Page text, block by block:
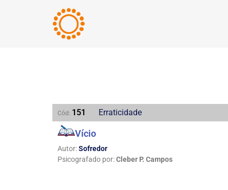
Cód: 151 Erraticidade
Vício
Autor:Sofredor
Psicografado por:Cleber P. Campos